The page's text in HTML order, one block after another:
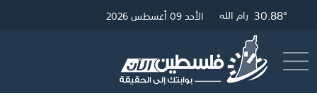
33.25° غزة 31.12° القدس 30.88° رام الله الأحد 09 أغسطس 2026